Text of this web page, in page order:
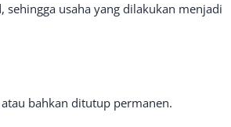
usaha yang dilakukan menjadi
bahkan ditutup permanen.